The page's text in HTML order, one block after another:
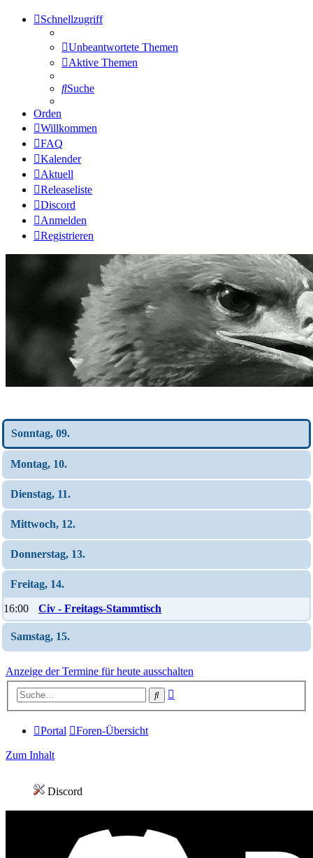
Schnellzugriff
Unbeantwortete Themen
Aktive Themen
Suche
Orden
Willkommen
FAQ
Kalender
Aktuell
Releaseliste
Discord
Anmelden
Registrieren
Sonntag, 09.
Montag, 10.
Dienstag, 11.
Mittwoch, 12.
Donnerstag, 13.
Freitag, 14.
16:00 Civ - Freitags-Stammtisch
Samstag, 15.
Anzeige der Termine für heute ausschalten
Suche
Portal Foren-Übersicht
Zum Inhalt
Discord